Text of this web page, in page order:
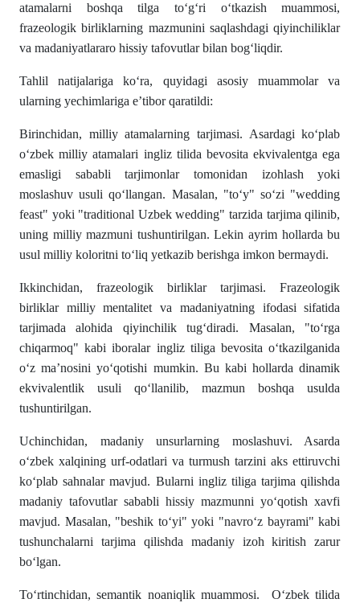
atamalarni boshqa tilga toʻgʻri oʻtkazish muammosi,
frazeologik birliklarning mazmunini saqlashdagi qiyinchiliklar
va madaniyatlararo hissiy tafovutlar bilan bogʻliqdir.
Tahlil natijalariga koʻra, quyidagi asosiy muammolar va
ularning yechimlariga eʼtibor qaratildi:
Birinchidan, milliy atamalarning tarjimasi. Asardagi koʻplab
oʻzbek milliy atamalari ingliz tilida bevosita ekvivalentga ega
emasligi sababli tarjimonlar tomonidan izohlash yoki
moslashuv usuli qoʻllangan. Masalan, "toʻy" soʻzi "wedding
feast" yoki "traditional Uzbek wedding" tarzida tarjima qilinib,
uning milliy mazmuni tushuntirilgan. Lekin ayrim hollarda bu
usul milliy koloritni toʻliq yetkazib berishga imkon bermaydi.
Ikkinchidan, frazeologik birliklar tarjimasi. Frazeologik
birliklar milliy mentalitet va madaniyatning ifodasi sifatida
tarjimada alohida qiyinchilik tugʻdiradi. Masalan, "toʻrga
chiqarmoq" kabi iboralar ingliz tiliga bevosita oʻtkazilganida
oʻz maʼnosini yoʻqotishi mumkin. Bu kabi hollarda dinamik
ekvivalentlik usuli qoʻllanilib, mazmun boshqa usulda
tushuntirilgan.
Uchinchidan, madaniy unsurlarning moslashuvi. Asarda
oʻzbek xalqining urf-odatlari va turmush tarzini aks ettiruvchi
koʻplab sahnalar mavjud. Bularni ingliz tiliga tarjima qilishda
madaniy tafovutlar sababli hissiy mazmunni yoʻqotish xavfi
mavjud. Masalan, "beshik toʻyi" yoki "navroʻz bayrami" kabi
tushunchalarni tarjima qilishda madaniy izoh kiritish zarur
boʻlgan.
Toʻrtinchidan, semantik noaniqlik muammosi. Oʻzbek tilida